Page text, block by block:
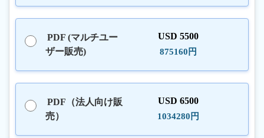
PDF (マルチユー
ザー販売)
USD 5500
875160円
PDF（法人向け販
売）
USD 6500
1034280円